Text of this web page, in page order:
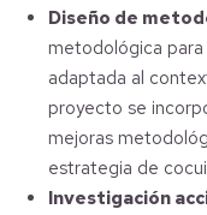
Diseño de
metodológica
adaptada al
proyecto se
mejoras
estrategia de
Investigación